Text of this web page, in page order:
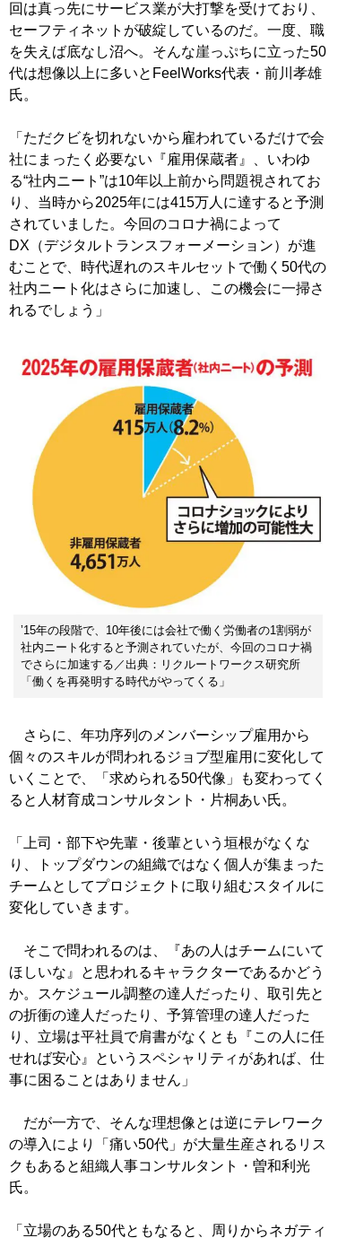
回は真っ先にサービス業が大打撃を受けており、
セーフティネットが破綻しているのだ。一度、職
を失えば底なし沼へ。そんな崖っぷちに立った50
代は想像以上に多いとFeelWorks代表・前川孝雄
氏。
「ただクビを切れないから雇われているだけで会
社にまったく必要ない『雇用保蔵者』、いわゆ
る“社内ニート”は10年以上前から問題視されてお
り、当時から2025年には415万人に達すると予測
されていました。今回のコロナ禍によって
DX（デジタルトランスフォーメーション）が進
むことで、時代遅れのスキルセットで働く50代の
社内ニート化はさらに加速し、この機会に一掃さ
れるでしょう」
’15年の段階で、10年後には会社で働く労働者の1割弱が
社内ニート化すると予測されていたが、今回のコロナ禍
でさらに加速する／出典：リクルートワークス研究所
「働くを再発明する時代がやってくる」
さらに、年功序列のメンバーシップ雇用から
個々のスキルが問われるジョブ型雇用に変化して
いくことで、「求められる50代像」も変わってく
ると人材育成コンサルタント・片桐あい氏。
「上司・部下や先輩・後輩という垣根がなくな
り、トップダウンの組織ではなく個人が集まった
チームとしてプロジェクトに取り組むスタイルに
変化していきます。
そこで問われるのは、『あの人はチームにいて
ほしいな』と思われるキャラクターであるかどう
か。スケジュール調整の達人だったり、取引先と
の折衝の達人だったり、予算管理の達人だった
り、立場は平社員で肩書がなくとも『この人に任
せれば安心』というスペシャリティがあれば、仕
事に困ることはありません」
だが一方で、そんな理想像とは逆にテレワーク
の導入により「痛い50代」が大量生産されるリス
クもあると組織人事コンサルタント・曽和利光
氏。
「立場のある50代ともなると、周りからネガティ